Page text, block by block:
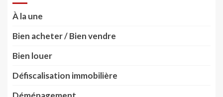
À la une
Bien acheter / Bien vendre
Bien louer
Défiscalisation immobilière